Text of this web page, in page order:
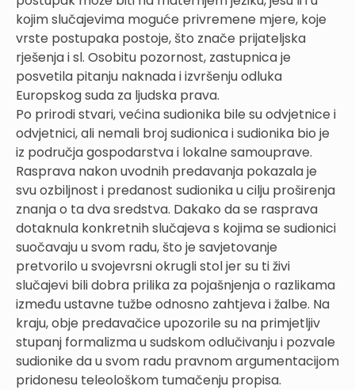
kojim slučajevima moguće privremene mjere, koje
vrste postupaka postoje, što znače prijateljska
rješenja i sl. Osobitu pozornost, zastupnica je
posvetila pitanju naknada i izvršenju odluka
Europskog suda za ljudska prava.
Po prirodi stvari, većina sudionika bile su odvjetnice i
odvjetnici, ali nemali broj sudionica i sudionika bio je
iz područja gospodarstva i lokalne samouprave.
Rasprava nakon uvodnih predavanja pokazala je
svu ozbiljnost i predanost sudionika u cilju proširenja
znanja o ta dva sredstva. Dakako da se rasprava
dotaknula konkretnih slučajeva s kojima se sudionici
suočavaju u svom radu, što je savjetovanje
pretvorilo u svojevrsni okrugli stol jer su ti živi
slučajevi bili dobra prilika za pojašnjenja o razlikama
između ustavne tužbe odnosno zahtjeva i žalbe. Na
kraju, obje predavačice upozorile su na primjetljiv
stupanj formalizma u sudskom odlučivanju i pozvale
sudionike da u svom radu pravnom argumentacijom
pridonesu teleološkom tumačenju propisa.